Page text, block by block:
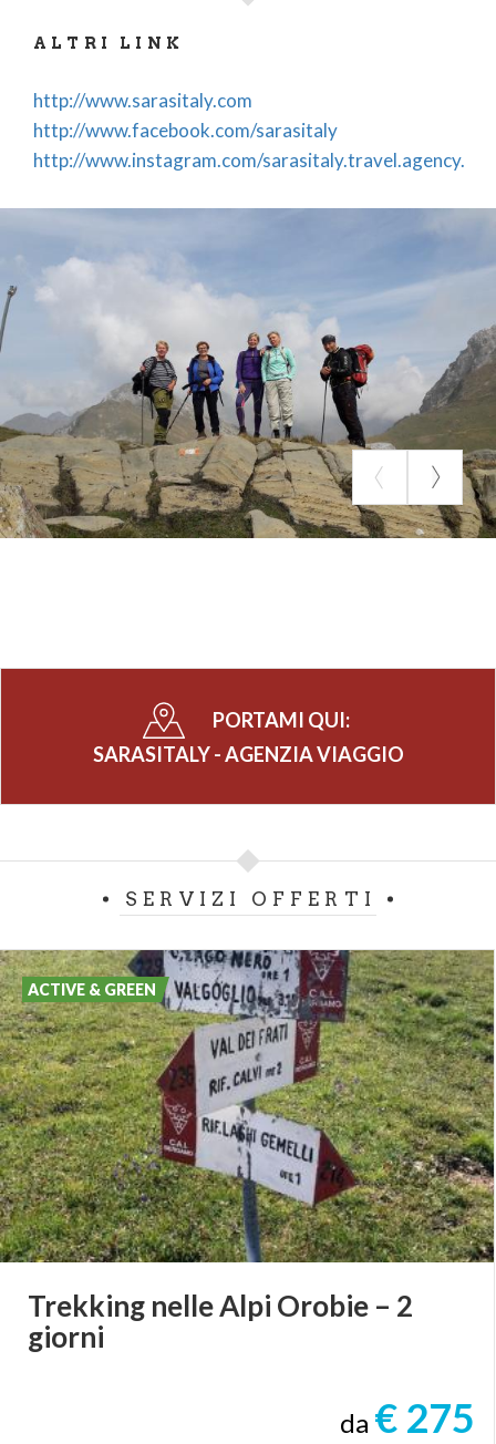
ALTRI LINK
http://www.sarasitaly.com
http://www.facebook.com/sarasitaly
http://www.instagram.com/sarasitaly.travel.agency.
PORTAMI QUI:
SARASITALY - AGENZIA VIAGGIO
SERVIZI OFFERTI
Trekking nelleAlpi Orobie – 2
giorni
da € 275
ACTIVE & GREEN